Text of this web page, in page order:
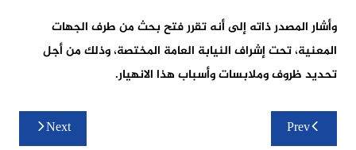
وأشار المصدر ذاته إلى أنه تقرر فتح بحث من طرف الجهات
المعنية، تحت إشراف النيابة العامة المختصة، وذلك من أجل
تحديد ظروف وملابسات وأسباب هذا الانهيار.
تصفّح
المقالات
Prev
Next